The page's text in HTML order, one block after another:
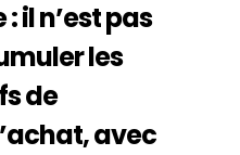
il n’est pas
les
de
avec